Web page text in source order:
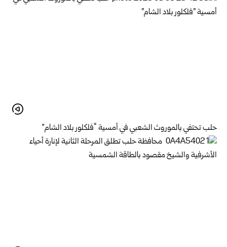
حلب تحتفي بالموروث الشعبي في أمسية “فلكلور بلاد الشام”